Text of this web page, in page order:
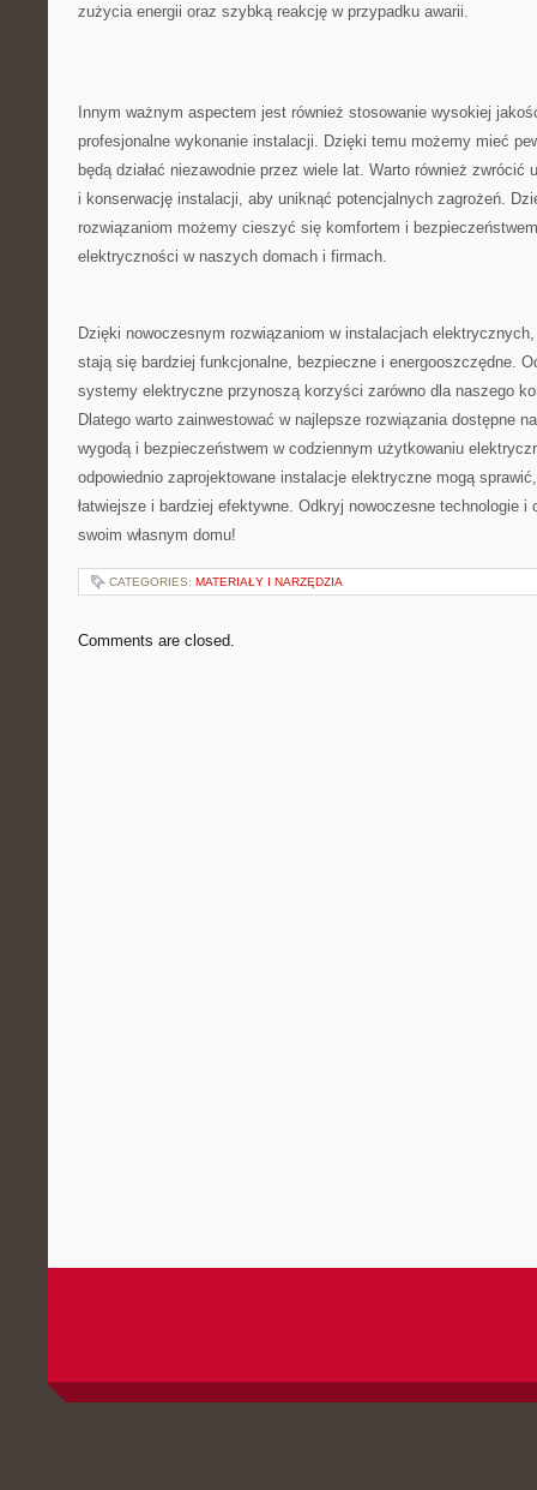
zużycia energii⁣ oraz szybką⁣ reakcję w przypadku awarii.
Innym ważnym aspectem‌ jest również ⁢stosowanie wysokiej
profesjonalne ​wykonanie instalacji. Dzięki temu ⁣możemy mieć
będą działać niezawodnie ⁤przez wiele lat. Warto ⁤również⁢ zwrócić
i konserwację instalacji, aby uniknąć potencjalnych⁢ zagrożeń.
rozwiązaniom możemy ⁣cieszyć się komfortem ⁤i
elektryczności w naszych domach i ⁢firmach.
Dzięki nowoczesnym rozwiązaniom w instalacjach
stają się bardziej funkcjonalne, bezpieczne i energooszczędne.
systemy ​elektryczne przynoszą korzyści ‍zarówno dla naszego
Dlatego⁢ warto zainwestować w najlepsze rozwiązania⁤ dostępne
wygodą i ‌bezpieczeństwem‍ w codziennym użytkowaniu
odpowiednio zaprojektowane instalacje elektryczne mogą
łatwiejsze i bardziej efektywne.​ Odkryj nowoczesne ⁢technologie
swoim własnym⁣ domu!
CATEGORIES: MATERIAŁY I NARZĘDZIA
Comments are closed.